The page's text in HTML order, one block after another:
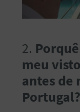
2.
meu
antes de
Portugal?